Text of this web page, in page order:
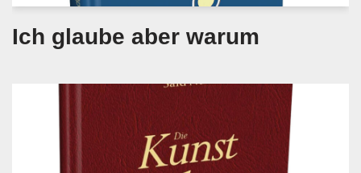
Ich glaube aber warum